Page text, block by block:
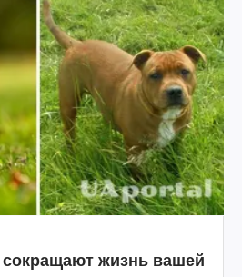
сокращают жизнь вашей